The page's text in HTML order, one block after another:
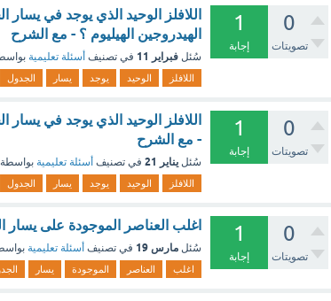
0
تصويتات
1
إجابة
اللافلز الوحيد الذي يوجد في
الهيدروجين الهيليوم ؟ - مع الشرح
سُئل فبراير 11 في تصنيف أسئلة تعليمية
اللافلز الوحيد يوجد يسار الجدول
0
تصويتات
1
إجابة
اللافلز الوحيد الذي يوجد في يسار
- مع الشرح
سُئل يناير 21 في تصنيف أسئلة تعليمية بواسطة
اللافلز الوحيد يوجد يسار الجدول
0
تصويتات
1
إجابة
اغلب العناصر الموجودة على
سُئل مارس 19 في تصنيف أسئلة تعليمية
اغلب العناصر الموجودة يسار